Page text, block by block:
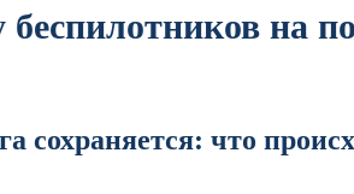
беспилотников на
сохраняется: что